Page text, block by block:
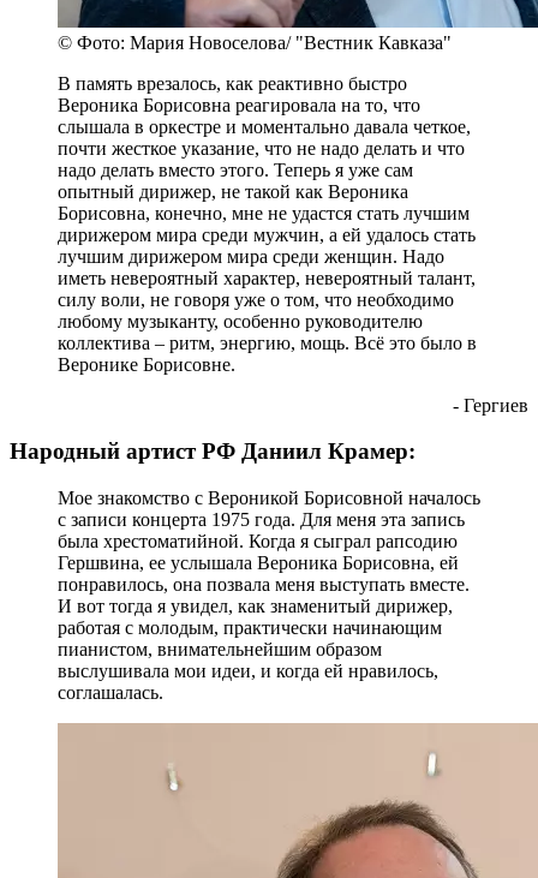
© Фото: Мария Новоселова/ "Вестник Кавказа"
В память врезалось, как реактивно быстро
Вероника Борисовна реагировала на то, что
слышала в оркестре и моментально давала четкое,
почти жесткое указание, что не надо делать и что
надо делать вместо этого. Теперь я уже сам
опытный дирижер, не такой как Вероника
Борисовна, конечно, мне не удастся стать лучшим
дирижером мира среди мужчин, а ей удалось стать
лучшим дирижером мира среди женщин. Надо
иметь невероятный характер, невероятный талант,
силу воли, не говоря уже о том, что необходимо
любому музыканту, особенно руководителю
коллектива – ритм, энергию, мощь. Всё это было в
Веронике Борисовне.
- Гергиев
Народный артист РФ Даниил Крамер:
Мое знакомство с Вероникой Борисовной началось
с записи концерта 1975 года. Для меня эта запись
была хрестоматийной. Когда я сыграл рапсодию
Гершвина, ее услышала Вероника Борисовна, ей
понравилось, она позвала меня выступать вместе.
И вот тогда я увидел, как знаменитый дирижер,
работая с молодым, практически начинающим
пианистом, внимательнейшим образом
выслушивала мои идеи, и когда ей нравилось,
соглашалась.